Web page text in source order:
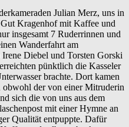
Julian Merz, uns in
Kragenhof mit Kaffee und
insgesamt 7 Ruderrinnen und
Wanderfahrt am
Diebel und Torsten Gorski
pünktlich die Kasseler
brachte. Dort kamen
obwohl der von einer Mitruderin
sich die von uns aus dem
mit einer Hymne an
Qualität entpuppte. Dafür